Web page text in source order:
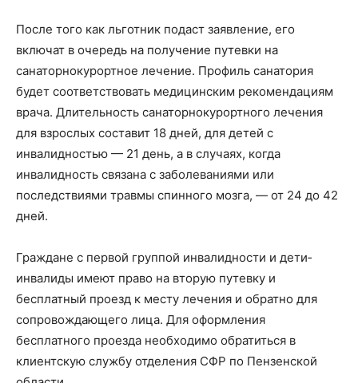
После того как льготник подаст заявление, его
включат в очередь на получение путевки на
санаторно­курортное лечение. Профиль санатория
будет соответствовать медицинским рекомендациям
врача. Длительность санаторно­курортного лечения
для взрослых составит 18 дней, для детей с
инвалидностью — 21 день, а в случаях, когда
инвалидность связана с заболеваниями или
последствиями травмы спинного мозга, — от 24 до 42
дней.
Граждане с первой группой инвалидности и дети­
инвалиды имеют право на вторую путевку и
бесплатный проезд к месту лечения и обратно для
сопровождающего лица. Для оформления
бесплатного проезда необходимо обратиться в
клиентскую службу отделения СФР по Пензенской